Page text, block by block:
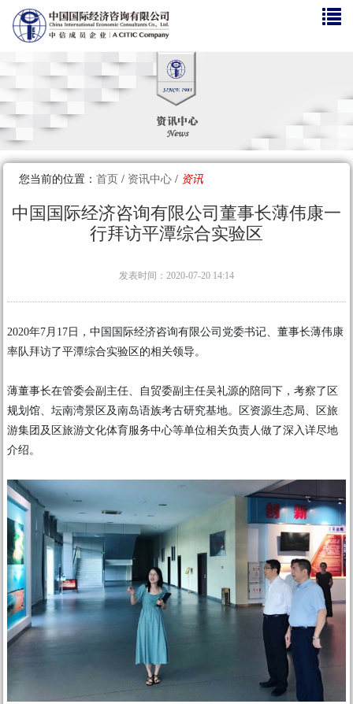
您当前的位置：首页 / 资讯中心 / 资讯
中国国际经济咨询有限公司董事长薄伟康一
行拜访平潭综合实验区
发表时间：2020-07-20 14:14
2020年7月17日，中国国际经济咨询有限公司党委书记、董事长薄伟康
率队拜访了平潭综合实验区的相关领导。
薄董事长在管委会副主任、自贸委副主任吴礼源的陪同下，考察了区
规划馆、坛南湾景区及南岛语族考古研究基地。区资源生态局、区旅
游集团及区旅游文化体育服务中心等单位相关负责人做了深入详尽地
介绍。